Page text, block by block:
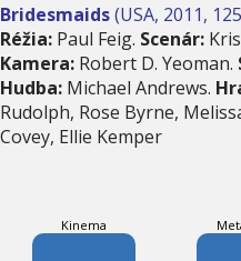
Bridesmaids(USA, 2011,
Réžia: Paul Feig. Scenár:
Kamera: Robert D. Yeoman.
Hudba: Michael Andrews.
Rudolph, Rose Byrne,
Covey, Ellie Kemper
Kinema